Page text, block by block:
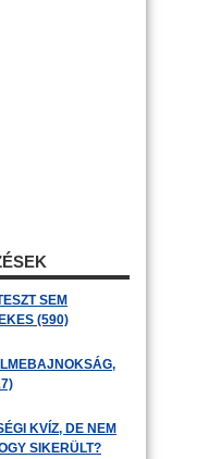
SEM
(590)
KVÍZ, DE NEM
SIKERÜLT?